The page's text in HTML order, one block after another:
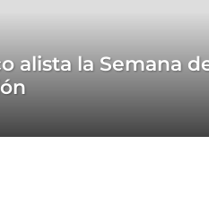
alista la Semana